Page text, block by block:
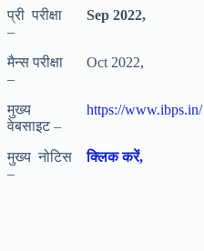
प्री परीक्षा
–
Sep 2022,
मैन्स परीक्षा
–
Oct 2022,
मुख्य
वेबसाइट –
https://www.ibps.in/
मुख्य नोटिस
–
क्लिक करें,